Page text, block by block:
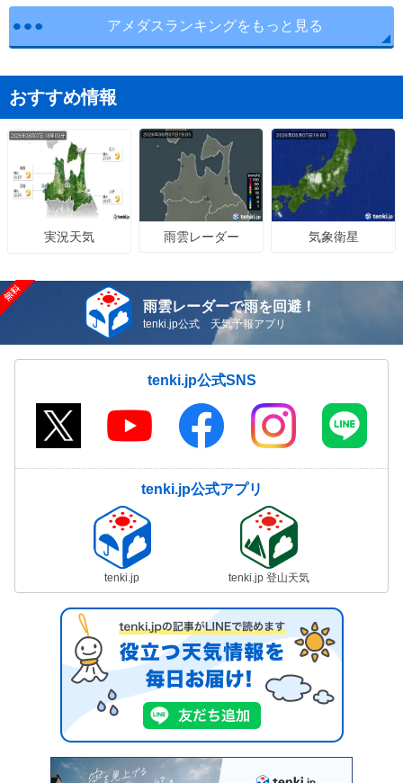
アメダスランキングをもっと見る
おすすめ情報
実況天気 雨雲レーダー 気象衛星
雨雲レーダーで雨を回避！
tenki.jp公式 天気予報アプリ
tenki.jp公式SNS
tenki.jp公式アプリ
tenki.jp tenki.jp 登山天気